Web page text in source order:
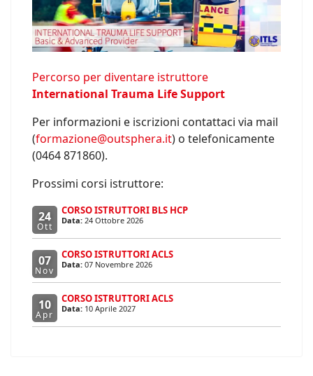
Percorso per diventare istruttore
International Trauma Life Support
Per informazioni e iscrizioni contattaci via mail
(formazione@outsphera.it) o telefonicamente
(0464 871860).
Prossimi corsi istruttore:
24
Ott
CORSO ISTRUTTORI BLS HCP
Data: 24 Ottobre 2026
07
Nov
CORSO ISTRUTTORI ACLS
Data: 07 Novembre 2026
10
Apr
CORSO ISTRUTTORI ACLS
Data: 10 Aprile 2027